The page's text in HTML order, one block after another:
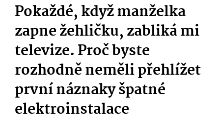
Pokaždé, když manželka
zapne žehličku, zabliká mi
televize. Proč byste
rozhodně neměli přehlížet
první náznaky špatné
elektroinstalace